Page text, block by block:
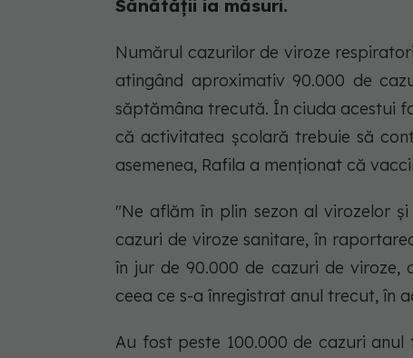
Sănătății ia măsuri.
Numărul cazurilor de viroze
atingând aproximativ 90.000 de
săptămâna trecută. În ciuda acestui
că activitatea școlară trebuie să
asemenea, Rafila a menționat că
"Ne aflăm în plin sezon al virozelor
cazuri de viroze sanitare, în
în jur de 90.000 de cazuri de
ceea ce s-a înregistrat anul trecut, în
Au fost peste 100.000 de cazuri